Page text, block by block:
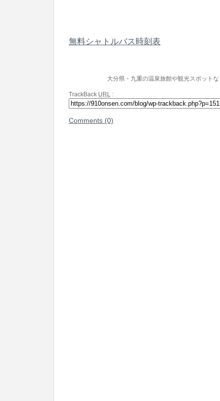
無料シャトルバス時刻表
大分県・九重の温泉旅館や観光スポット
TrackBack URL :
Comments (0)